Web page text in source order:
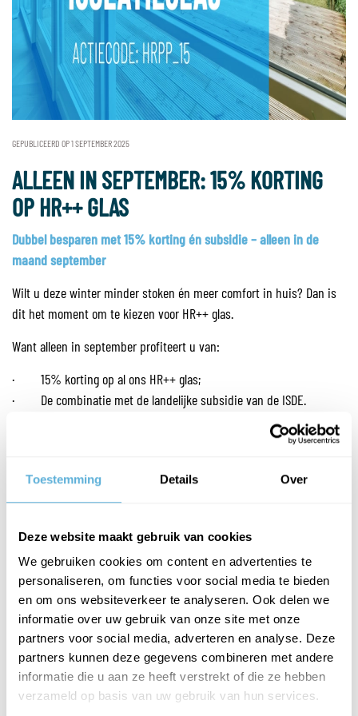
Toestemming Details Over
Deze website maakt gebruik van cookies
We gebruiken cookies om content en advertenties te
personaliseren, om functies voor social media te bieden
en om ons websiteverkeer te analyseren. Ook delen we
informatie over uw gebruik van onze site met onze
partners voor social media, adverteren en analyse. Deze
partners kunnen deze gegevens combineren met andere
informatie die u aan ze heeft verstrekt of die ze hebben
verzameld op basis van uw gebruik van hun services.
GEPUBLICEERD OP 1 SEPTEMBER 2025
ALLEEN IN SEPTEMBER: 15% KORTING
OP HR++ GLAS
Dubbel besparen met 15% korting én subsidie – alleen in de
maand september
Wilt u deze winter minder stoken én meer comfort in huis? Dan is
dit het moment om te kiezen voor HR++ glas.
Want alleen in september profiteert u van:
· 15% korting op al ons HR++ glas;
· De combinatie met de landelijke subsidie van de ISDE.
Investeringssubsidie Duurzame Energie en Energiebesparing (ISDE).
voorwaarden via de oranje utton onder aan dit bericht.
Hoe krijgt u de korting?
- Voer de kortingscode HRPP_15 in bij uw winkelmandje bij
'Cadeaukaart of kortingscode'
- Kortingscode geldig t/m 30 september 2025
- Enkel op product, niet op orderkosten
De korting is geldig op: